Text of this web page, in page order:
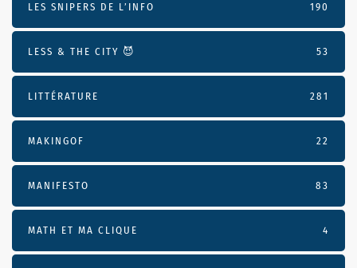
LES SNIPERS DE L’INFO 190
LESS & THE CITY 😈 53
LITTÉRATURE 281
MAKINGOF 22
MANIFESTO 83
MATH ET MA CLIQUE 4